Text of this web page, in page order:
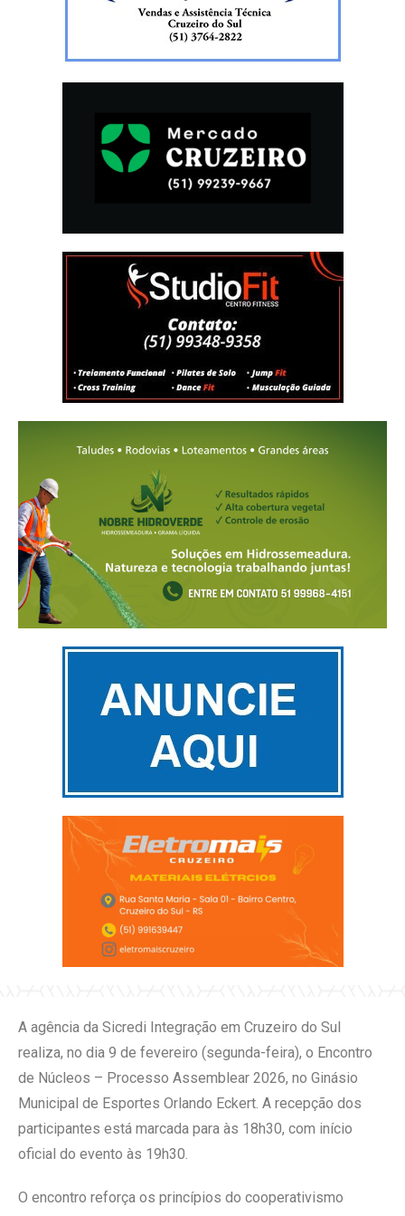
A agência d​a Sicredi Integração em Cruzeiro do Sul
realiza, no dia 9 de fevereiro (segunda-feira), o Encontro
de Núcleos – Processo Assemblear 2026, no Ginásio
Municipal de Esportes Orlando Eckert. A recepção dos
participantes está marcada para às 18h30, com início
oficial do evento às 19h30.
O encontro reforça os princípios do cooperativismo